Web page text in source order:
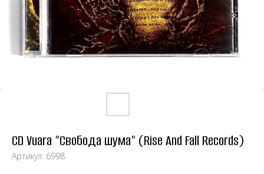
CD Vuara "Свобода шума" (Rise And Fall Records)
Артикул: 6998